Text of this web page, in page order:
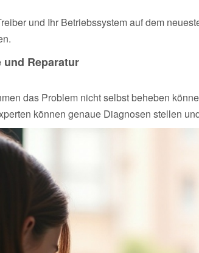
und Ihr Betriebssystem auf dem
Reparatur
das Problem nicht selbst beheben
können genaue Diagnosen stellen